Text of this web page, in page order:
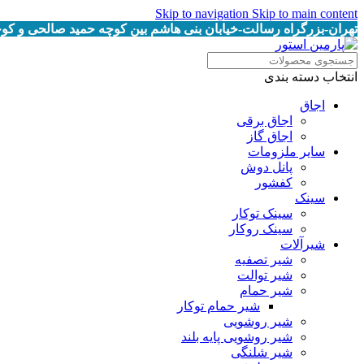
Skip to navigation Skip to main content
تهران-بزرگراه رسالت-خیابان بنی هاشم بین کوچه حمید صالحی و کوچه خرمیان
انتخاب دسته بندی
اجاق
اجاق برقى
اجاق گاز
سایر ملزومات
پانل دوش
کفشور
سینک
سینک توکار
سینک روکار
شیرآلات
شیر تصفیه
شیر توالت
شیر حمام
شیر حمام توکار
شیر روشویی
شیر روشویی پایه بلند
شیر شلنگی